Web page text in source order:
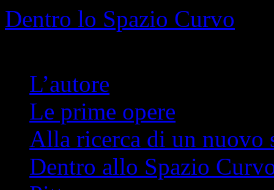
Dentro lo Spazio Curvo
L’autore
Le prime opere
Alla ricerca di un nuovo
Dentro allo Spazio